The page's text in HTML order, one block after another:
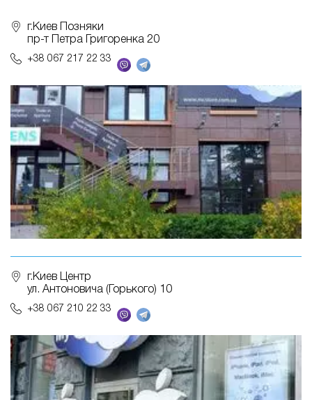
г.Киев Позняки
пр-т Петра Григоренка 20
+38 067 217 22 33
г.Киев Центр
ул. Антоновича (Горького) 10
+38 067 210 22 33